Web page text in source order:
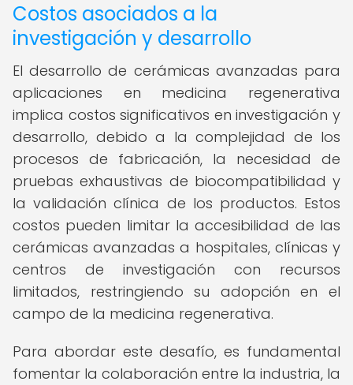
Costos asociados a la
investigación y desarrollo
El desarrollo de cerámicas avanzadas para
aplicaciones en medicina regenerativa
implica costos significativos en investigación y
desarrollo, debido a la complejidad de los
procesos de fabricación, la necesidad de
pruebas exhaustivas de biocompatibilidad y
la validación clínica de los productos. Estos
costos pueden limitar la accesibilidad de las
cerámicas avanzadas a hospitales, clínicas y
centros de investigación con recursos
limitados, restringiendo su adopción en el
campo de la medicina regenerativa.
Para abordar este desafío, es fundamental
fomentar la colaboración entre la industria, la